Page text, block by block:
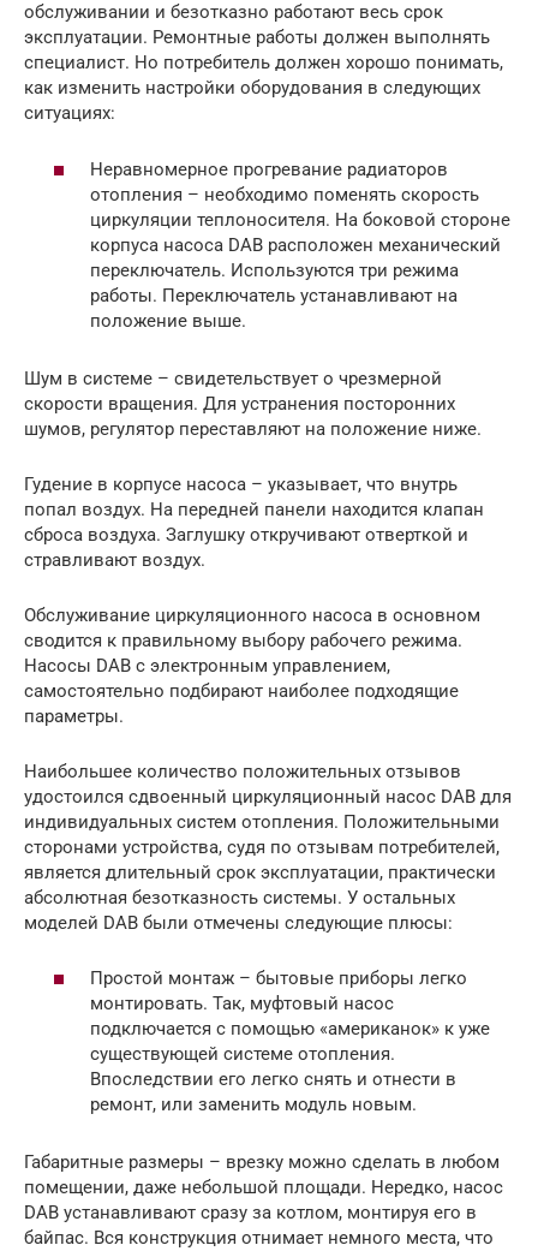
обслуживании и безотказно работают весь срок
эксплуатации. Ремонтные работы должен выполнять
специалист. Но потребитель должен хорошо понимать,
как изменить настройки оборудования в следующих
ситуациях:
Неравномерное прогревание радиаторов
отопления – необходимо поменять скорость
циркуляции теплоносителя. На боковой стороне
корпуса насоса DAB расположен механический
переключатель. Используются три режима
работы. Переключатель устанавливают на
положение выше.
Шум в системе – свидетельствует о чрезмерной
скорости вращения. Для устранения посторонних
шумов, регулятор переставляют на положение ниже.
Гудение в корпусе насоса – указывает, что внутрь
попал воздух. На передней панели находится клапан
сброса воздуха. Заглушку откручивают отверткой и
стравливают воздух.
Обслуживание циркуляционного насоса в основном
сводится к правильному выбору рабочего режима.
Насосы DAB с электронным управлением,
самостоятельно подбирают наиболее подходящие
параметры.
Наибольшее количество положительных отзывов
удостоился сдвоенный циркуляционный насос DAB для
индивидуальных систем отопления. Положительными
сторонами устройства, судя по отзывам потребителей,
является длительный срок эксплуатации, практически
абсолютная безотказность системы. У остальных
моделей DAB были отмечены следующие плюсы:
Простой монтаж – бытовые приборы легко
монтировать. Так, муфтовый насос
подключается с помощью «американок» к уже
существующей системе отопления.
Впоследствии его легко снять и отнести в
ремонт, или заменить модуль новым.
Габаритные размеры – врезку можно сделать в любом
помещении, даже небольшой площади. Нередко, насос
DAB устанавливают сразу за котлом, монтируя его в
байпас. Вся конструкция отнимает немного места, что